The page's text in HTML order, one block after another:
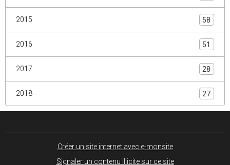
2015 58
2016 51
2017 28
2018 27
Créer un site internet avec e-monsite
Signaler un contenu illicite sur ce site